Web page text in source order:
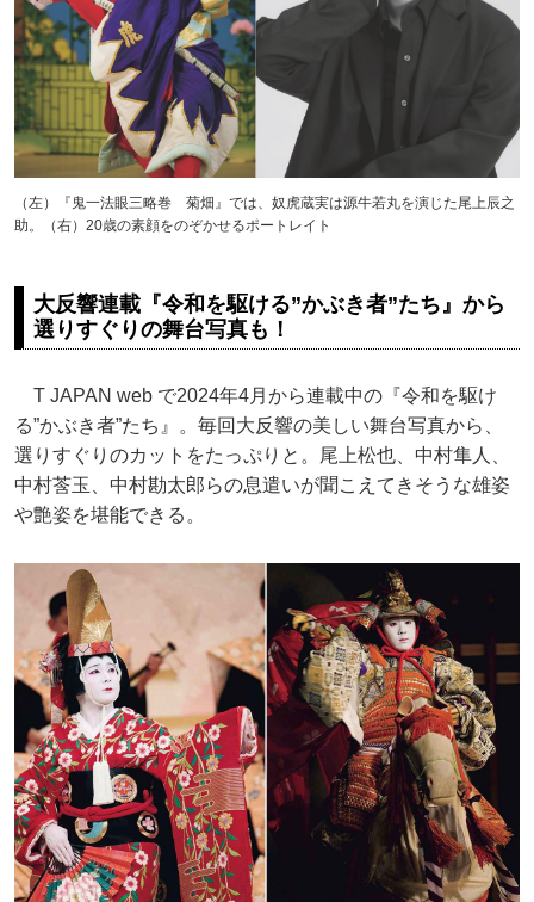
（左）『鬼一法眼三略巻 菊畑』では、奴虎蔵実は源牛若丸を演じた尾上辰之
助。（右）20歳の素顔をのぞかせるポートレイト
大反響連載『令和を駆ける”かぶき者”たち』から
選りすぐりの舞台写真も！
T JAPAN web で2024年4月から連載中の『令和を駆け
る”かぶき者”たち』。毎回大反響の美しい舞台写真から、
選りすぐりのカットをたっぷりと。尾上松也、中村隼人、
中村莟玉、中村勘太郎らの息遣いが聞こえてきそうな雄姿
や艶姿を堪能できる。